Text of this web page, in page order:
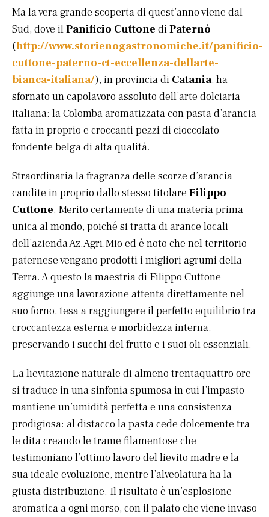
Ma la vera grande scoperta di quest’anno viene dal
Sud, dove ilPanificio Cuttone diPaternò
(http://www.storienogastronomiche.it/panificio-
cuttone-paterno-ct-eccellenza-dellarte-
bianca-italiana/), in provincia di Catania, ha
sfornato un capolavoro assoluto dell’arte dolciaria
italiana: la Colomba aromatizzata con pasta d’arancia
fatta in proprio e croccanti pezzi di cioccolato
fondente belga di alta qualità.
Straordinaria la fragranza delle scorze d’arancia
candite in proprio dallo stesso titolare Filippo
Cuttone. Merito certamente di una materia prima
unica al mondo, poiché si tratta di arance locali
dell’azienda Az.Agri.Mio ed è noto che nel territorio
paternese vengano prodotti i migliori agrumi della
Terra. A questo la maestria di Filippo Cuttone
aggiunge una lavorazione attenta direttamente nel
suo forno, tesa a raggiungere il perfetto equilibrio tra
croccantezza esterna e morbidezza interna,
preservando i succhi del frutto e i suoi oli essenziali.
La lievitazione naturale di almeno trentaquattro ore
si traduce in una sinfonia spumosa in cui l’impasto
mantiene un’umidità perfetta e una consistenza
prodigiosa: al distacco la pasta cede dolcemente tra
le dita creando le trame filamentose che
testimoniano l’ottimo lavoro del lievito madre e la
sua ideale evoluzione, mentre l’alveolatura ha la
giusta distribuzione. Il risultato è un’esplosione
aromatica a ogni morso, con il palato che viene invaso